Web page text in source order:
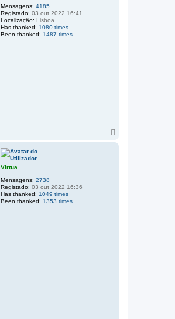
Mensagens: 4185
Registado: 03 out 2022 16:41
Localização: Lisboa
Has thanked: 1080 times
Been thanked: 1487 times
Virtua
Mensagens: 2738
Registado: 03 out 2022 16:36
Has thanked: 1049 times
Been thanked: 1353 times